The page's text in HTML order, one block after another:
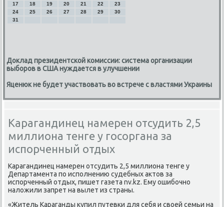
17
18 19 20 21 22
23
24
25 26 27 28 29
30
31
Доклад президентской комиссии: система организации
выборов в США нуждается в улучшении
Яценюк не будет участвовать во встрече с властями Украины
Карагандинец намерен отсудить 2,5
миллиона тенге у госоргана за
испорченный отдых
Карагандинец намерен отсудить 2,5 миллиона тенге у
Департамента по исполнению судебных актов за
испорченный отдых, пишет газета nv.kz. Ему ошибочно
наложили запрет на вылет из страны.
«Житель Караганды купил путевки для себя и своей семьи на